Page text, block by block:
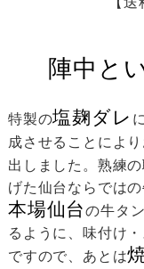
陣中と
特製の塩麹ダレ
成させることによ
出しました。熟練
げた仙台ならではの
本場仙台の牛タ
るように、味付け
ですので、あとは